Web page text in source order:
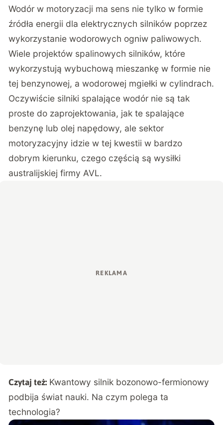
Wodór w motoryzacji ma sens nie tylko w formie
źródła energii dla elektrycznych silników poprzez
wykorzystanie wodorowych ogniw paliwowych.
Wiele projektów spalinowych silników, które
wykorzystują wybuchową mieszankę w formie nie
tej benzynowej, a wodorowej mgiełki w cylindrach.
Oczywiście silniki spalające wodór nie są tak
proste do zaprojektowania, jak te spalające
benzynę lub olej napędowy, ale sektor
motoryzacyjny idzie w tej kwestii w bardzo
dobrym kierunku, czego częścią są wysiłki
australijskiej firmy AVL.
Czytaj też: Kwantowy silnik bozonowo-fermionowy
podbija świat nauki. Na czym polega ta
technologia?